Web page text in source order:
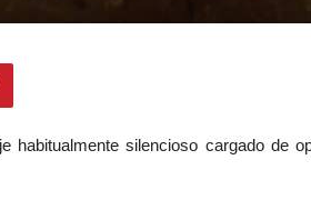
habitualmente silencioso cargado de